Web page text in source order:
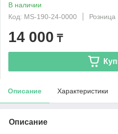
В наличии
Код: MS-190-24-0000
Розница
14 000 ₸
Описание Характеристики
Описание